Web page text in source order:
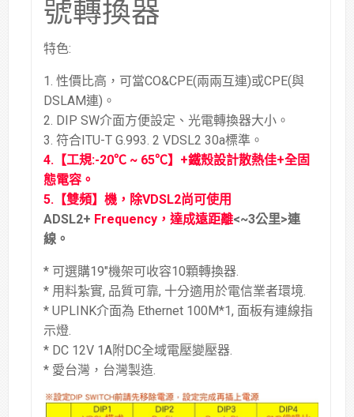
號轉換器
特色:
1. 性價比高，可當CO&CPE(兩兩互連)或CPE(與
DSLAM連)。
2. DIP SW介面方便設定、光電轉換器大小。
3. 符合ITU-T G.993. 2 VDSL2 30a標準。
4. 【工規:-20℃ ~ 65℃】+鐵殼設計散熱佳+全固
態電容。
5.【雙頻】機，除VDSL2尚可使用
ADSL2+ Frequency，達成遠距離<~3公里>連
線。
* 可選購19″機架可收容10顆轉換器.
* 用料紮實, 品質可靠, 十分適用於電信業者環境.
* UPLINK介面為 Ethernet 100M*1, 面板有連線指
示燈.
* DC 12V 1A附DC全域電壓變壓器.
* 愛台灣，台灣製造.